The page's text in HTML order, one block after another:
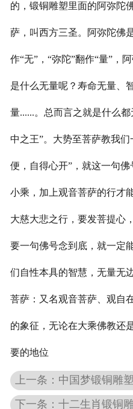
的，锻铜雕塑里面的阿弥陀
萨，叫西方三圣。阿弥陀佛
作“无”，“弥陀”翻作“量”，
是什么无量呢？寿命无量、
量......。总而言之就是什么
中之王”。大势至菩萨教我
便，自得心开”，就这一句
小乘，加上观音菩萨的行才
大慈大悲之行，要发菩提心
要一句佛号念到底，就一定
们自性本具的智慧，无量无
菩萨：又名观音菩萨、观自
的象征，无论在大乘佛教还
要的地位
上一条：中国梦锻铜雕塑
下一条：十二生肖锻铜